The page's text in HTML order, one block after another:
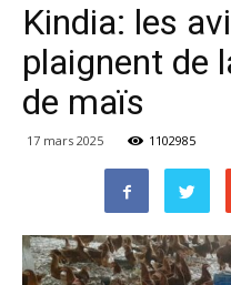
Kindia: les
plaignent de
de maïs
17 mars 2025 1102985